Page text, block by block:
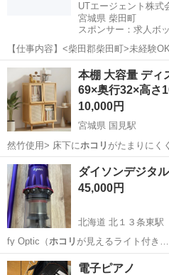
UTエージェント株式
宮城県 柴田町
スポンサー：求人ボ
【仕事内容】<柴田郡柴田町>未経験
グループ会社 コピー機部品の機械オ
ン面接OK><入社キャンペーン実施中
仕事内容> コピー機...
アルバイト・パート
本棚 大容量 ディ
69×奥行32×高さ
10,000円
宮城県 国見駅
然竹使用> 床下に ホコリ がたまりにく
リやゴミの侵入をシャ…
宮城 仙台市 国見駅 収納家具
ダイソンデジタ
45,000円
北海道 北１３条東駅
fy Optic（ホコリ が見えるライト付き
りに、ブラシをし…
北海道 札幌市 北１３条東駅
電子ピアノ